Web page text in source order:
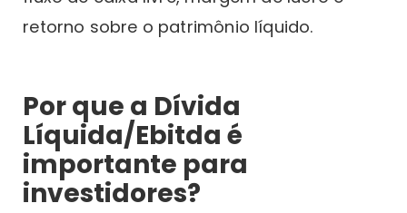
retorno sobre o patrimônio líquido.
Por que a Dívida
Líquida/Ebitda é
importante para
investidores?